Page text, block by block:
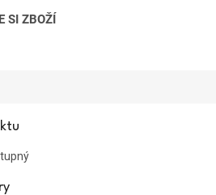
SI ZBOŽÍ